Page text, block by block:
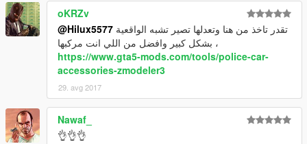
Changelog V1.1:
-fixed Lights Police
-Change Blue Lights
-Extras fixed
-Repair handling
-fixed Down body
-fixed clash vehicle
-and other things
oKRZv
@Hilux5577
بشكل كبير وافضل من اللي انت مركبها ،
https://www.gta5-mods.com/tools/police-car-
accessories-zmodeler3
29. avg 2017
Nawaf_
👌👌👌